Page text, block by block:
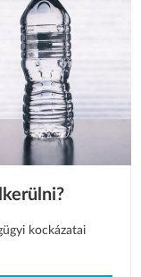
kockázatai